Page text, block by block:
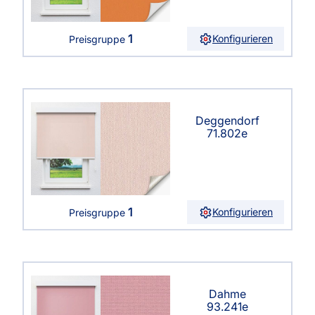
Preisgruppe 1 Konfigurieren
Deggendorf
71.802e
Preisgruppe 1 Konfigurieren
Dahme
93.241e